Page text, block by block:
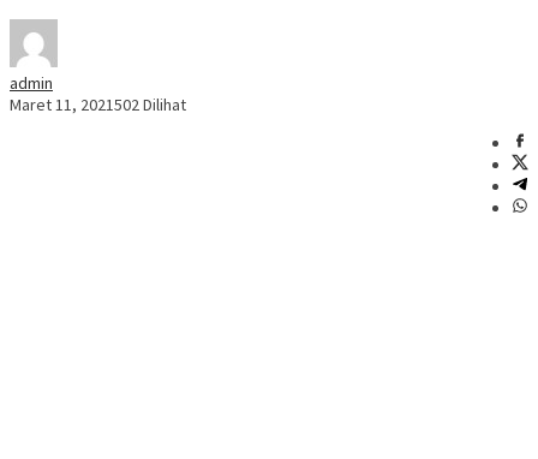
admin
Maret 11, 2021502 Dilihat